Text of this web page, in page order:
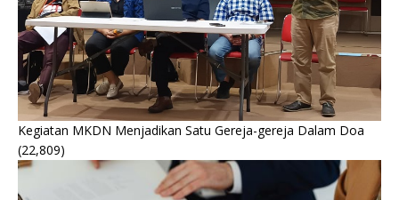
Kegiatan MKDN Menjadikan Satu Gereja-gereja Dalam Doa
(22,809)